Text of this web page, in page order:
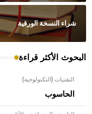
شراء النسخة الورقية
البحوث الأكثر قراءة
التقنيات (التكنولوجية)
الحاسوب